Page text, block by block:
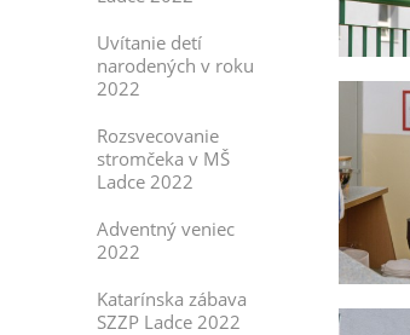
Uvítanie detí
narodených v roku
2022
Rozsvecovanie
stromčeka v MŠ
Ladce 2022
Adventný veniec
2022
Katarínska zábava
SZZP Ladce 2022